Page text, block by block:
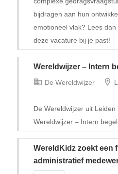
Tijdelijk met uitzicht op vast
bijdragen aan hun
emotioneel vlak? Lees
deze vacature bij je past!
Wereldwijzer – Intern
De Wereldwijzer
De Wereldwijzer uit Leiden
Wereldwijzer – Intern
WereldKidz zoekt een
administratief